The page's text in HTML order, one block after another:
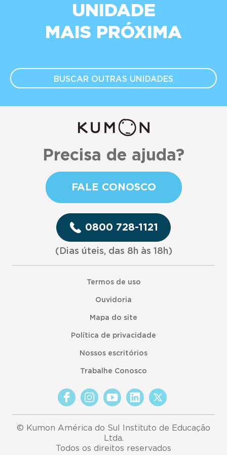
UNIDADE
MAIS PRÓXIMA
BUSCAR OUTRAS UNIDADES
Precisa de ajuda?
FALE CONOSCO
0800 728-1121
(Dias úteis, das 8h às 18h)
Termos de uso
Ouvidoria
Mapa do site
Política de privacidade
Nossos escritórios
Trabalhe Conosco
© Kumon América do Sul Instituto de Educação
Ltda.
Todos os direitos reservados